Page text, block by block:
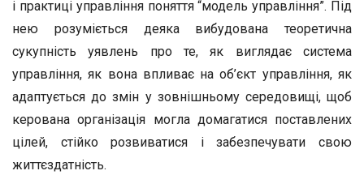
і практиці управління поняття “модель управління”. Під
нею розуміється деяка вибудована теоретична
сукупність уявлень про те, як виглядає система
управління, як вона впливає на об’єкт управління, як
адаптується до змін у зовнішньому середовищі, щоб
керована організація могла домагатися поставлених
цілей, стійко розвиватися і забезпечувати свою
життєздатність.